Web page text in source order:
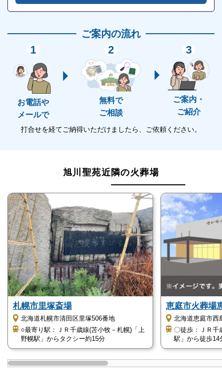
死亡届の提出と火葬許可書の申請をします。
火葬の予約は、葬儀社に仲介してもらうか、もしくは
旭川市にて直接手続きをします。
なお、火葬の際は以下のものは棺に入れないよう注意
が必要です。
危険物（ペースメーカーやスプレーなど）
駐車場があります
旭川聖苑は、駐車場を完備しています。
車椅子の方向けの駐車スペースも完備しています。
入口は段差がないので、車椅子の方でも安心して利用
できます。
旭川聖苑は、車で来場しやすい斎場です。
旭川空港沿いにある「道道37号線」や、旭川市街地に
ある「4条通り」からアクセスしやすくなっていま
す。
ご案内の流れ
1
お電話や
メールで
2
無料で
ご相談
3
ご案内・
ご紹介
打合せを経てご納得いただけましたら、ご依頼ください。
旭川聖苑近隣の火葬場
札幌市里塚斎場
北海道札幌市清田区里塚506番地
○最寄り駅：ＪＲ千歳線(苫小牧－札幌)「上
野幌駅」からタクシー約15分
恵庭市火葬場
北海道恵庭市西
〇徒歩：ＪＲ千
駅」から徒歩14